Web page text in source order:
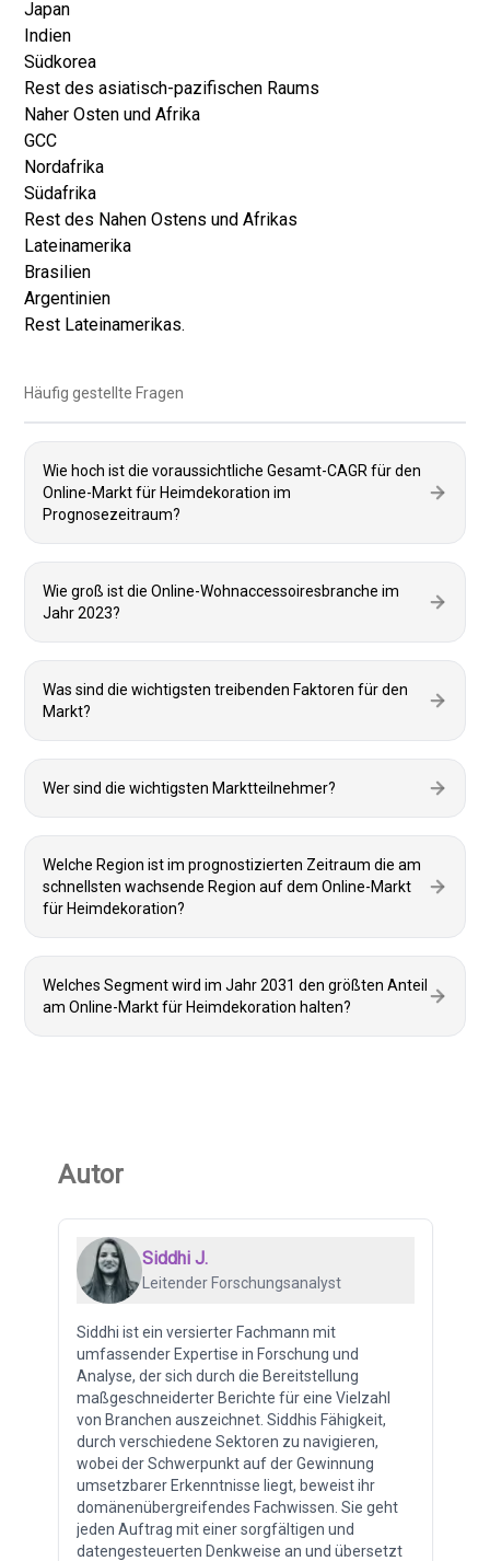
Japan
Indien
Südkorea
Rest des asiatisch-pazifischen Raums
Naher Osten und Afrika
GCC
Nordafrika
Südafrika
Rest des Nahen Ostens und Afrikas
Lateinamerika
Brasilien
Argentinien
Rest Lateinamerikas.
Häufig gestellte Fragen
Wie hoch ist die voraussichtliche Gesamt-CAGR für den
Online-Markt für Heimdekoration im
Prognosezeitraum?
Wie groß ist die Online-Wohnaccessoiresbranche im
Jahr 2023?
Was sind die wichtigsten treibenden Faktoren für den
Markt?
Wer sind die wichtigsten Marktteilnehmer?
Welche Region ist im prognostizierten Zeitraum die am
schnellsten wachsende Region auf dem Online-Markt
für Heimdekoration?
Welches Segment wird im Jahr 2031 den größten Anteil
am Online-Markt für Heimdekoration halten?
Autor
Siddhi J.
Leitender Forschungsanalyst
Siddhi ist ein versierter Fachmann mit
umfassender Expertise in Forschung und
Analyse, der sich durch die Bereitstellung
maßgeschneiderter Berichte für eine Vielzahl
von Branchen auszeichnet. Siddhis Fähigkeit,
durch verschiedene Sektoren zu navigieren,
wobei der Schwerpunkt auf der Gewinnung
umsetzbarer Erkenntnisse liegt, beweist ihr
domänenübergreifendes Fachwissen. Sie geht
jeden Auftrag mit einer sorgfältigen und
datengesteuerten Denkweise an und übersetzt